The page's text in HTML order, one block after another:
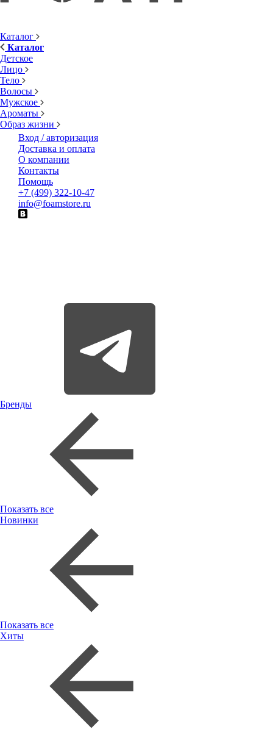
Каталог
Каталог
Детское
Лицо
Тело
Волосы
Мужское
Ароматы
Образ жизни
Вход / авторизация
Доставка и оплата
О компании
Контакты
Помощь
+7 (499) 322-10-47
info@foamstore.ru
Бренды
Показать все
Новинки
Показать все
Хиты